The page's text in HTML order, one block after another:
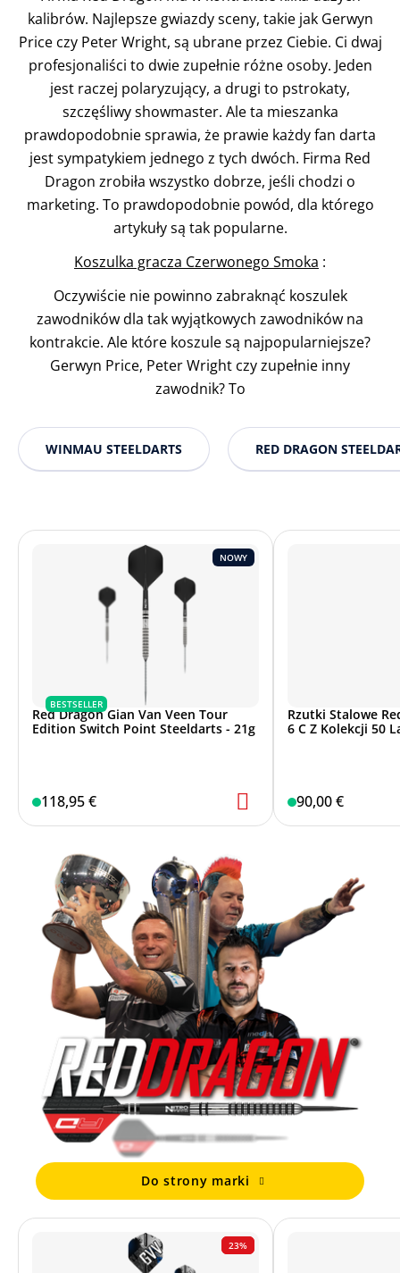
kalibrów. Najlepsze gwiazdy sceny, takie jak Gerwyn
Price czy Peter Wright, są ubrane przez Ciebie. Ci dwaj
profesjonaliści to dwie zupełnie różne osoby. Jeden
jest raczej polaryzujący, a drugi to pstrokaty,
szczęśliwy showmaster. Ale ta mieszanka
prawdopodobnie sprawia, że prawie każdy fan darta
jest sympatykiem jednego z tych dwóch. Firma Red
Dragon zrobiła wszystko dobrze, jeśli chodzi o
marketing. To prawdopodobnie powód, dla którego
artykuły są tak popularne.
Koszulka gracza Czerwonego Smoka :
Oczywiście nie powinno zabraknąć koszulek
zawodników dla tak wyjątkowych zawodników na
kontrakcie. Ale które koszule są najpopularniejsze?
Gerwyn Price, Peter Wright czy zupełnie inny
zawodnik? To
WINMAU STEELDARTS RED DRAGON
NOWY
BESTSELLER
Red Dragon Gian Van Veen Tour
Edition Switch Point Steeldarts - 21g
118,95 €
Rzutki Stalowe
6 C Z Kolekcji 50
90,00 €
Do strony marki
23%